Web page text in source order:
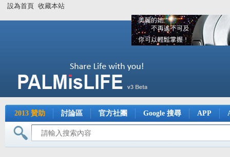
設為首頁 收藏本站
2013 贊助 討論區 官方社團 Google 搜尋 APP